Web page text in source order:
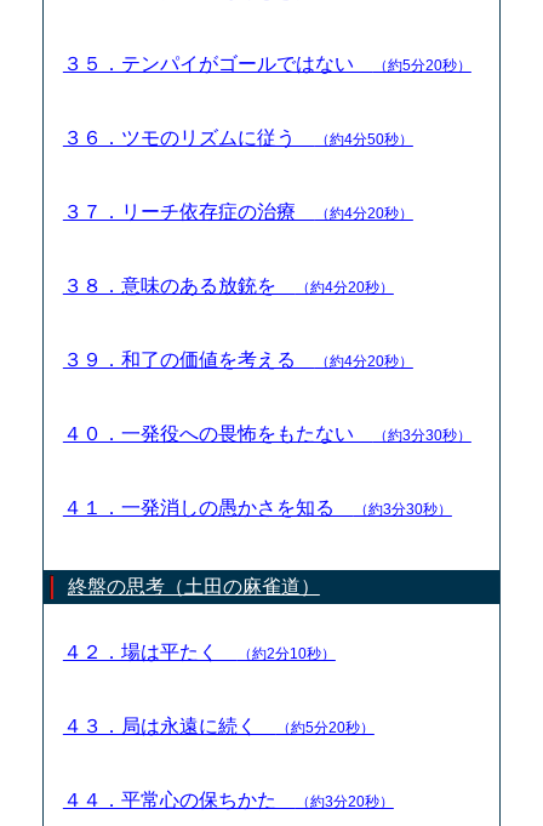
３５．テンパイがゴールではない （約5分20秒）
３６．ツモのリズムに従う （約4分50秒）
３７．リーチ依存症の治療 （約4分20秒）
３８．意味のある放銃を （約4分20秒）
３９．和了の価値を考える （約4分20秒）
４０．一発役への畏怖をもたない （約3分30秒）
４１．一発消しの愚かさを知る （約3分30秒）
終盤の思考（土田の麻雀道）
４２．場は平たく （約2分10秒）
４３．局は永遠に続く （約5分20秒）
４４．平常心の保ちかた （約3分20秒）